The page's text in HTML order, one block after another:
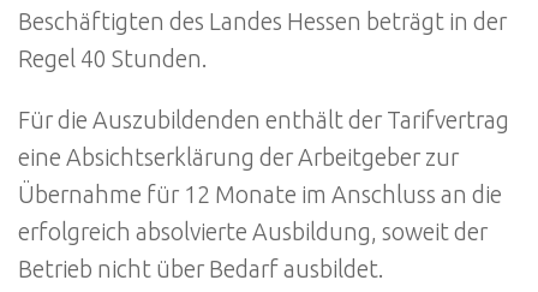
Beschäftigten des Landes Hessen beträgt in der
Regel 40 Stunden.
Für die Auszubildenden enthält der Tarifvertrag
eine Absichtserklärung der Arbeitgeber zur
Übernahme für 12 Monate im Anschluss an die
erfolgreich absolvierte Ausbildung, soweit der
Betrieb nicht über Bedarf ausbildet.